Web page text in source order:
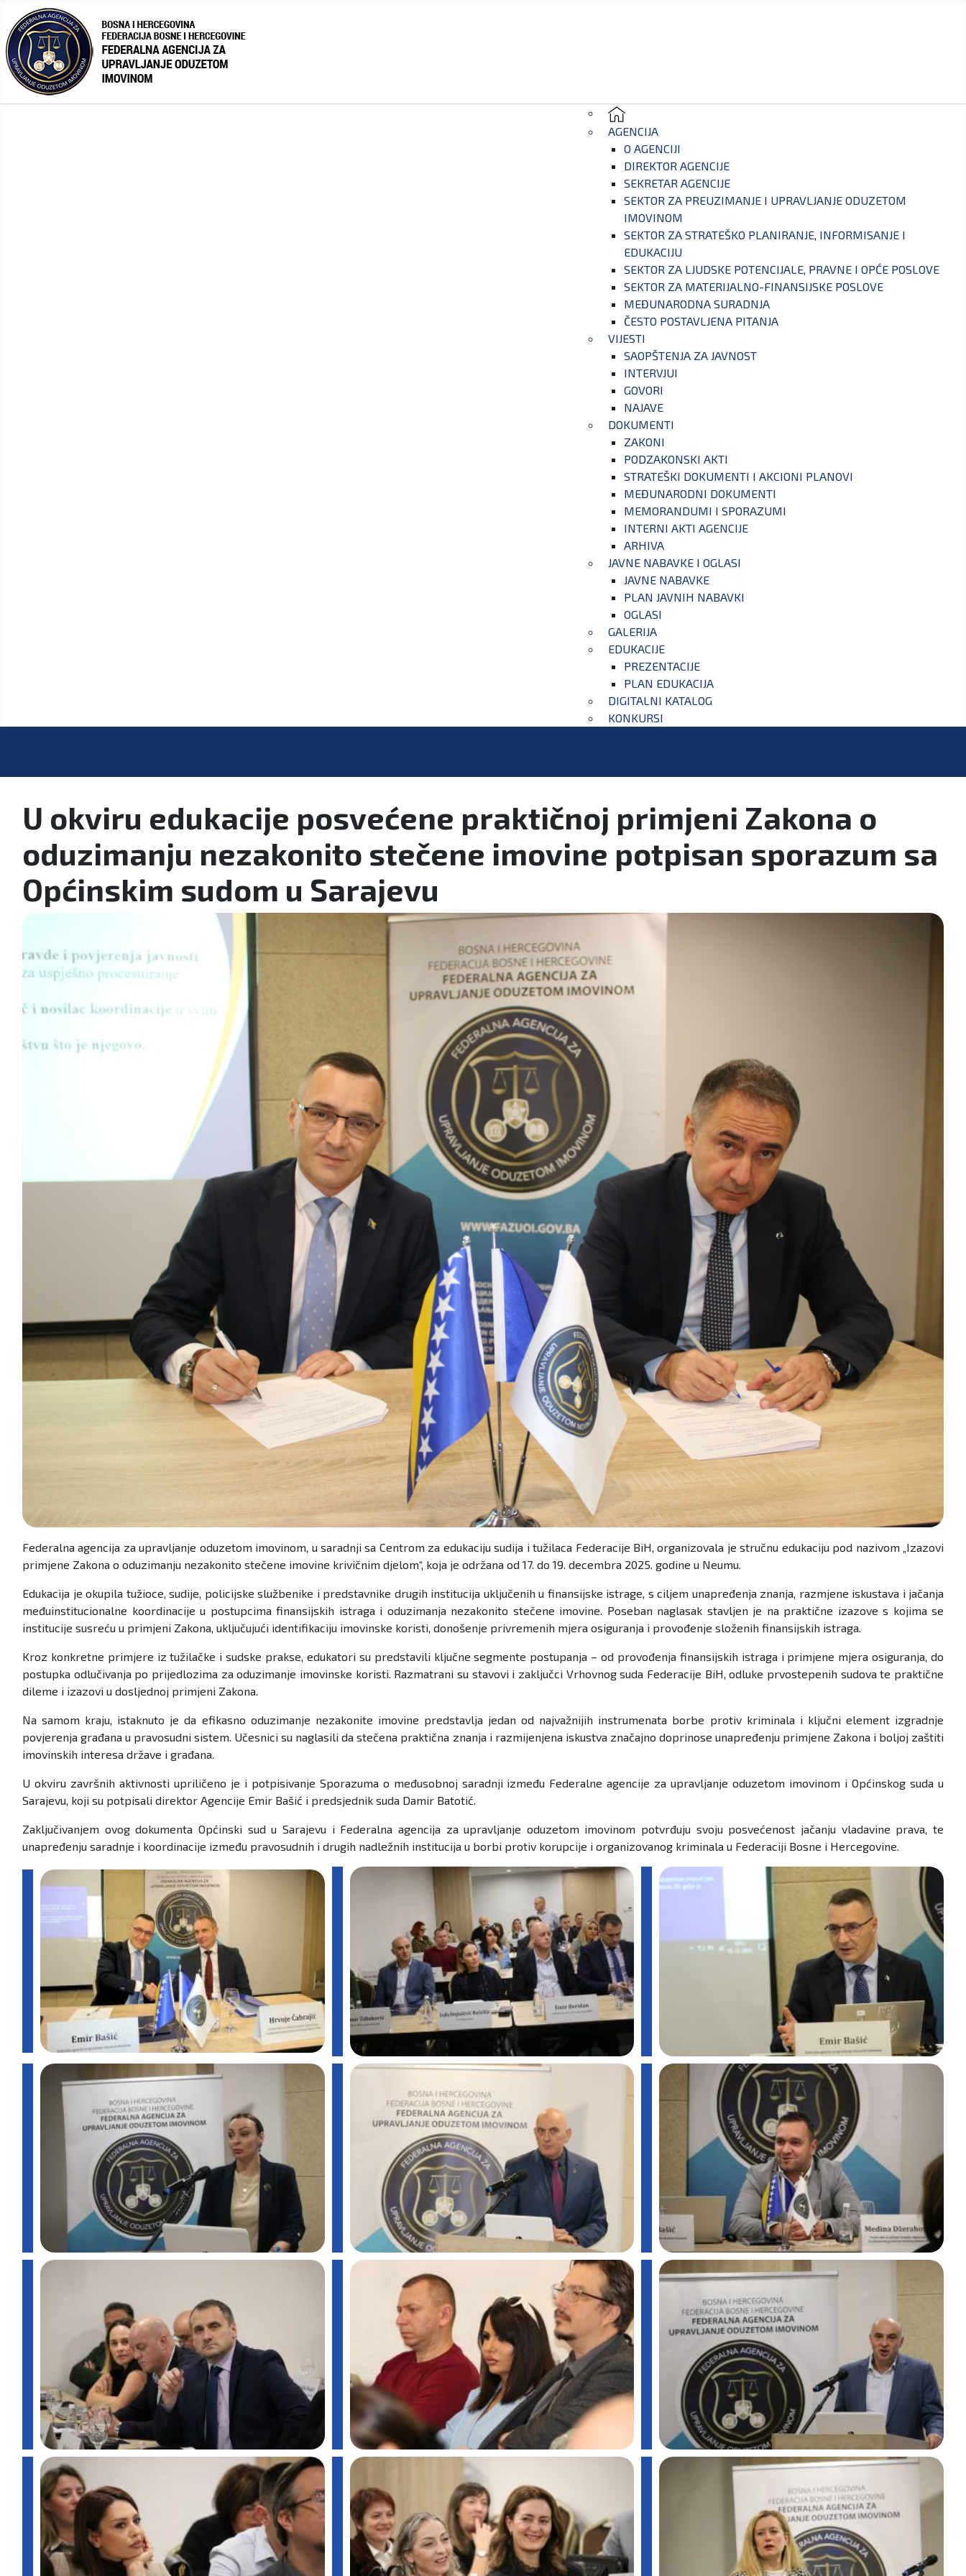
AGENCIJA
O AGENCIJI
DIREKTOR AGENCIJE
SEKRETAR AGENCIJE
SEKTOR ZA PREUZIMANJE I UPRAVLJANJE ODUZETOM
IMOVINOM
SEKTOR ZA STRATEŠKO PLANIRANJE, INFORMISANJE I
EDUKACIJU
SEKTOR ZA LJUDSKE POTENCIJALE, PRAVNE I OPĆE POSLOVE
SEKTOR ZA MATERIJALNO-FINANSIJSKE POSLOVE
MEĐUNARODNA SURADNJA
ČESTO POSTAVLJENA PITANJA
VIJESTI
SAOPŠTENJA ZA JAVNOST
INTERVJUI
GOVORI
NAJAVE
DOKUMENTI
ZAKONI
PODZAKONSKI AKTI
STRATEŠKI DOKUMENTI I AKCIONI PLANOVI
MEĐUNARODNI DOKUMENTI
MEMORANDUMI I SPORAZUMI
INTERNI AKTI AGENCIJE
ARHIVA
JAVNE NABAVKE I OGLASI
JAVNE NABAVKE
PLAN JAVNIH NABAVKI
OGLASI
GALERIJA
EDUKACIJE
PREZENTACIJE
PLAN EDUKACIJA
DIGITALNI KATALOG
KONKURSI
U okviru edukacije posvećene praktičnoj primjeni Zakona o
oduzimanju nezakonito stečene imovine potpisan sporazum sa
Općinskim sudom u Sarajevu
Federalna agencija za upravljanje oduzetom imovinom, u saradnji sa Centrom za edukaciju sudija i tužilaca Federacije BiH, organizovala je stručnu edukaciju pod nazivom „Izazovi
primjene Zakona o oduzimanju nezakonito stečene imovine krivičnim djelom“, koja je održana od 17. do 19. decembra 2025. godine u Neumu.
Edukacija je okupila tužioce, sudije, policijske službenike i predstavnike drugih institucija uključenih u finansijske istrage, s ciljem unapređenja znanja, razmjene iskustava i jačanja
međuinstitucionalne koordinacije u postupcima finansijskih istraga i oduzimanja nezakonito stečene imovine. Poseban naglasak stavljen je na praktične izazove s kojima se
institucije susreću u primjeni Zakona, uključujući identifikaciju imovinske koristi, donošenje privremenih mjera osiguranja i provođenje složenih finansijskih istraga.
Kroz konkretne primjere iz tužilačke i sudske prakse, edukatori su predstavili ključne segmente postupanja – od provođenja finansijskih istraga i primjene mjera osiguranja, do
postupka odlučivanja po prijedlozima za oduzimanje imovinske koristi. Razmatrani su stavovi i zaključci Vrhovnog suda Federacije BiH, odluke prvostepenih sudova te praktične
dileme i izazovi u dosljednoj primjeni Zakona.
Na samom kraju, istaknuto je da efikasno oduzimanje nezakonite imovine predstavlja jedan od najvažnijih instrumenata borbe protiv kriminala i ključni element izgradnje
povjerenja građana u pravosudni sistem. Učesnici su naglasili da stečena praktična znanja i razmijenjena iskustva značajno doprinose unapređenju primjene Zakona i boljoj zaštiti
imovinskih interesa države i građana.
U okviru završnih aktivnosti upriličeno je i potpisivanje Sporazuma o međusobnoj saradnji između Federalne agencije za upravljanje oduzetom imovinom i Općinskog suda u
Sarajevu, koji su potpisali direktor Agencije Emir Bašić i predsjednik suda Damir Batotić.
Zaključivanjem ovog dokumenta Općinski sud u Sarajevu i Federalna agencija za upravljanje oduzetom imovinom potvrđuju svoju posvećenost jačanju vladavine prava, te
unapređenju saradnje i koordinacije između pravosudnih i drugih nadležnih institucija u borbi protiv korupcije i organizovanog kriminala u Federaciji Bosne i Hercegovine.